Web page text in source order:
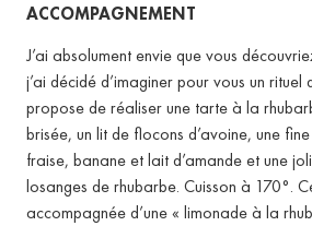
ACCOMPAGNEMENT
J’ai absolument envie que vous
j’ai décidé d’imaginer pour vous un rituel
propose de réaliser une tarte à la
brisée, un lit de flocons d’avoine, une
fraise, banane et lait d’amande et une
losanges de rhubarbe. Cuisson à 170°.
accompagnée d’une « limonade à la